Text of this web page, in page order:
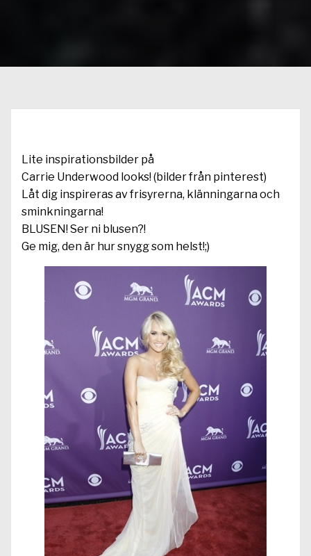
Lite inspirationsbilder på
Carrie Underwood looks! (bilder från pinterest)
Låt dig inspireras av frisyrerna, klänningarna och
sminkningarna!
BLUSEN! Ser ni blusen?!
Ge mig, den är hur snygg som helst!;)